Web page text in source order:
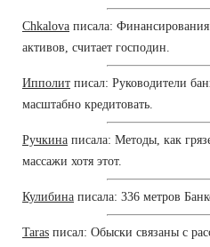
Chkalova писала:
активов, считает господин.
Ипполит писал: Руководители
масштабно кредитовать.
Ручкина писала: Методы, как
массажи хотя этот.
Кулибина писала: 336 метров
Taras писал: Обыски связаны с